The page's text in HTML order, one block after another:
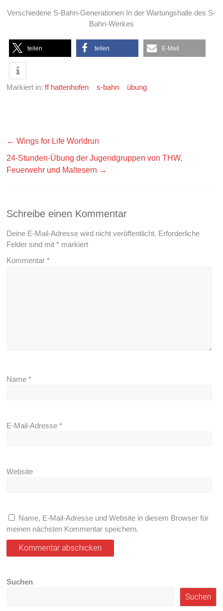
Verschiedene S-Bahn-Generationen In der Wartungshalle des S-
Bahn-Werkes
teilen teilen E-Mail
Markiert in:ff hattenhofen s-bahn übung
← Wings for Life Worldrun
24-Stunden-Übung der Jugendgruppen von THW,
Feuerwehr und Maltesern →
Schreibe einen Kommentar
Deine E-Mail-Adresse wird nicht veröffentlicht. Erforderliche
Felder sind mit* markiert
Kommentar*
Name*
E-Mail-Adresse*
Website
Name, E-Mail-Adresse und Website in diesem Browser für
meinen nächsten Kommentar speichern.
Suchen
Suchen